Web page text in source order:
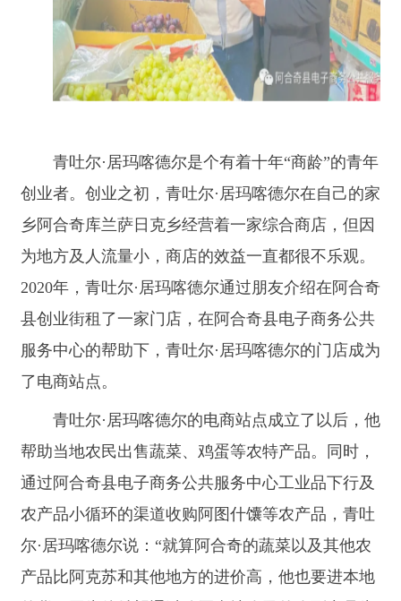
青吐尔
·居玛喀德尔是个有着十年“商龄”的青年
创业者。创业之初，青吐尔·居玛喀德尔在自己的家
乡阿合奇库兰萨日克乡经营着一家综合商店，但因
为地方及人流量小，商店的效益一直都很不乐观。
服务中心的帮助下，青吐尔·居玛喀德尔的门店成为
了电商站点。
青吐尔 ·居玛喀德尔的电商站点成立了以后，他
帮助当地农民出售蔬菜、鸡蛋等农特产品。同时，
通过阿合奇县电子商务公共服务中心工业品下行及
农产品小循环的渠道收购阿图什馕等农产品，青吐
尔·居玛喀德尔说：“就算阿合奇的蔬菜以及其他农
产品比阿克苏和其他地方的进价高，他也要进本地
村民的脱贫致富尽一份绵薄之力。”